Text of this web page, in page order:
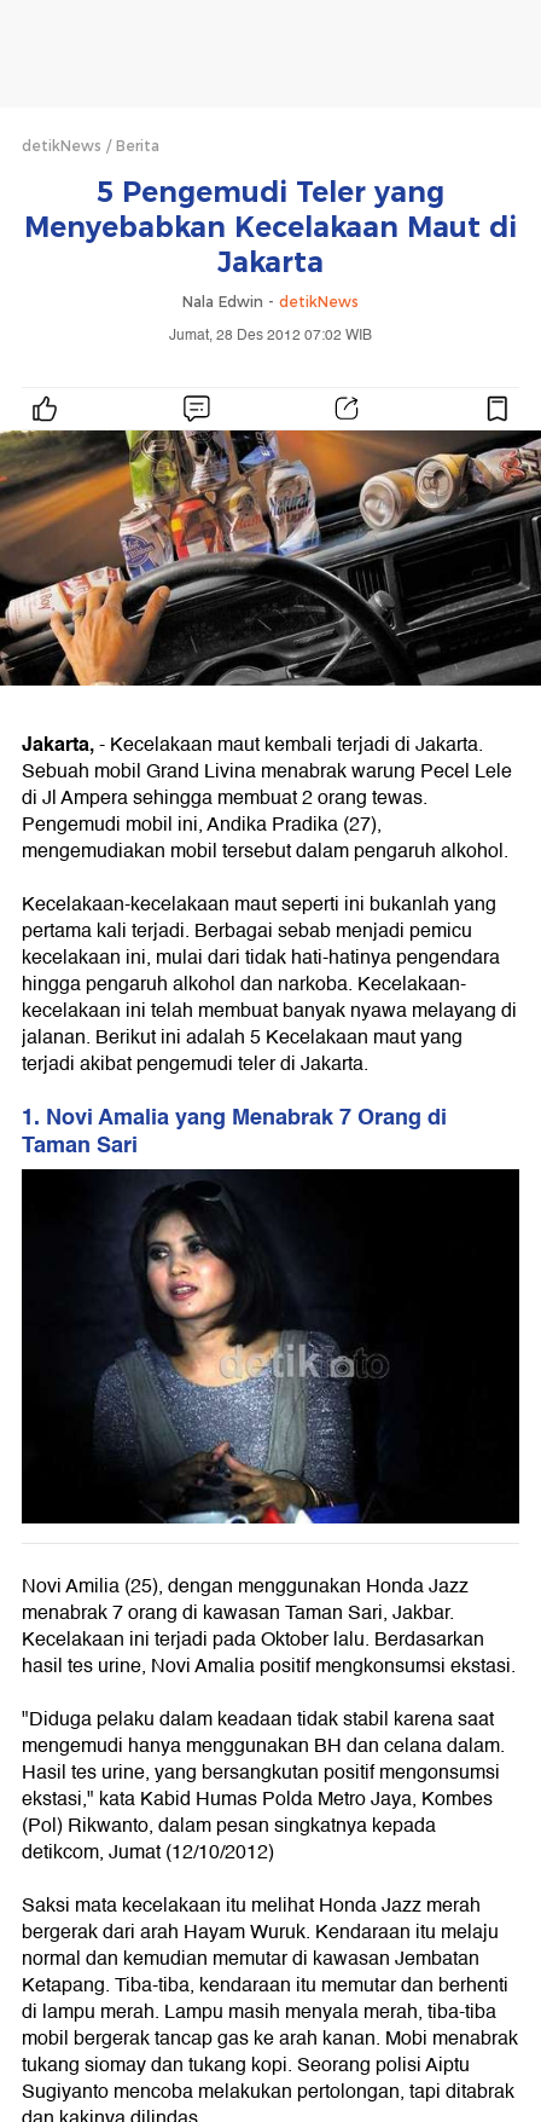
detikNews Berita
5 Pengemudi Teler yang
Menyebabkan Kecelakaan Maut di
Jakarta
Nala Edwin - detikNews
Jumat, 28 Des 2012 07:02 WIB
Jakarta,- Kecelakaan maut kembali terjadi di Jakarta.
Sebuah mobil Grand Livina menabrak warung Pecel Lele
di Jl Ampera sehingga membuat 2 orang tewas.
Pengemudi mobil ini, Andika Pradika (27),
mengemudiakan mobil tersebut dalam pengaruh alkohol.
Kecelakaan-kecelakaan maut seperti ini bukanlah yang
pertama kali terjadi. Berbagai sebab menjadi pemicu
kecelakaan ini, mulai dari tidak hati-hatinya pengendara
hingga pengaruh alkohol dan narkoba. Kecelakaan-
kecelakaan ini telah membuat banyak nyawa melayang di
jalanan. Berikut ini adalah 5 Kecelakaan maut yang
terjadi akibat pengemudi teler di Jakarta.
1. Novi Amalia yang Menabrak 7 Orang di
Taman Sari
Novi Amilia (25), dengan menggunakan Honda Jazz
menabrak 7 orang di kawasan Taman Sari, Jakbar.
Kecelakaan ini terjadi pada Oktober lalu. Berdasarkan
hasil tes urine, Novi Amalia positif mengkonsumsi ekstasi.
"Diduga pelaku dalam keadaan tidak stabil karena saat
mengemudi hanya menggunakan BH dan celana dalam.
Hasil tes urine, yang bersangkutan positif mengonsumsi
ekstasi," kata Kabid Humas Polda Metro Jaya, Kombes
(Pol) Rikwanto, dalam pesan singkatnya kepada
detikcom, Jumat (12/10/2012)
Saksi mata kecelakaan itu melihat Honda Jazz merah
bergerak dari arah Hayam Wuruk. Kendaraan itu melaju
normal dan kemudian memutar di kawasan Jembatan
Ketapang. Tiba-tiba, kendaraan itu memutar dan berhenti
di lampu merah. Lampu masih menyala merah, tiba-tiba
mobil bergerak tancap gas ke arah kanan. Mobi menabrak
tukang siomay dan tukang kopi. Seorang polisi Aiptu
Sugiyanto mencoba melakukan pertolongan, tapi ditabrak